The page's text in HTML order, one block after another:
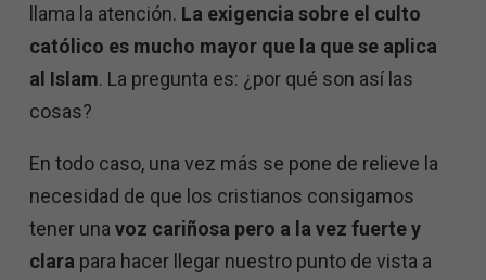
llama la atención. La exigencia sobre el culto
católico es mucho mayor que la que se aplica
al Islam. La pregunta es: ¿por qué son así las
cosas?
En todo caso, una vez más se pone de relieve la
necesidad de que los cristianos consigamos
tener una voz cariñosa pero a la vez fuerte y
clara para hacer llegar nuestro punto de vista a